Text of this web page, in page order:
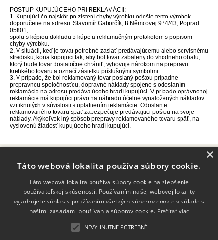
POSTUP KUPUJÚCEHO PRI REKLAMÁCII:
1. Kupujúci čo najskôr po zistení chyby výrobku odošle tento výrobok
doporučene na adresu: Slavomír Gaborčík, B.Němcovej 974/43, Poprad
05801,
spolu s kópiou dokladu o kúpe a reklamačným protokolom s popisom
chyby výrobku.
2. V situácii, keď je tovar potrebné zaslať predávajúcemu alebo servisnému
stredisku, koná kupujúci tak, aby bol tovar zabalený do vhodného obalu,
ktorý bude tovar dostatočne chrániť, vyhovuje nárokom na prepravu
krehkého tovaru a označí zásielku príslušnými symbolmi.
3. V prípade, že bol reklamovaný tovar poslaný poštou prípadne
prepravnou spoločnosťou, dopravné náklady spojene s odoslaním
reklamácie na adresu predávajúceho hradí kupujúci. V prípade oprávnenej
reklamácie má kupujúci právo na náhradu účelne vynaložených nákladov
vzniknutých v súvislosti s uplatnením reklamácie. Odoslanie
reklamovaného tovaru späť zabezpečuje predávajúci poštou na svoje
náklady. Akýkoľvek iný spôsob prepravy reklamovaného tovaru späť, na
vyslovenú žiadosť kupujúceho hradí kupujúci.
Hand made Ikony
100% ručná práca.
Informácie
Kontakt
info@ikony.sk
Pon-Pia: 08:00-15:00
×
Táto webová lokalita používa súbory cookie.
Táto webová lokalita používa súbory cookie na zlepšenie
používateľskej skúsenosti. Používaním našej webovej lokality
vyjadrujete súhlas s používaním všetkých súborov cookie v súlade s
našimi zásadami používania súborov cookie. Prečítať viac
NEVYHNUTNE POTREBNÉ